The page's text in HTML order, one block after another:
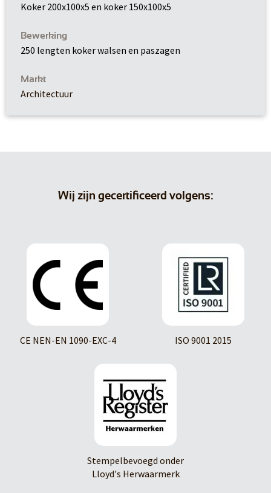
Koker 200x100x5 en koker 150x100x5
Bewerking
250 lengten koker walsen en paszagen
Markt
Architectuur
Wij zijn gecertificeerd volgens:
CE NEN-EN 1090-EXC-4 ISO 9001 2015
Stempelbevoegd onder
Lloyd's Herwaarmerk